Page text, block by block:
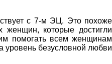
с 7-м ЭЦ. Это похоже
женщин, которые достигли
помогать всем женщинам
уровень безусловной любви